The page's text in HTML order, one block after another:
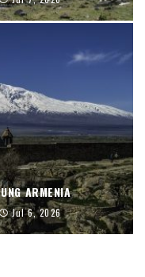
ARMENIA
Jul 6, 2026